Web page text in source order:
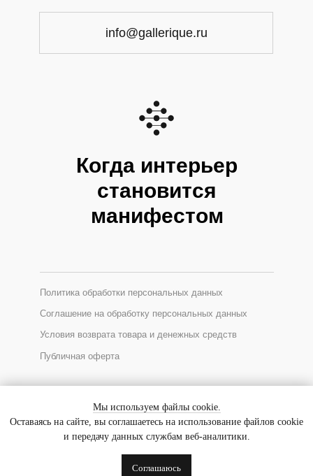
*Соцсеть Instagram запрещена в России, принадлежит Meta
Публичная оферта
Условия возврата товара и денежных средств
Соглашение на обработку персональных данных
Политика обработки персональных данных
Когда интерьер
становится
манифестом
info@gallerique.ru
ИП Ходакова Евгения Уткировна
Мы используем файлы cookie.
Оставаясь на сайте, вы соглашаетесь на использование файлов cookie
и передачу данных службам веб-аналитики.
Соглашаюсь